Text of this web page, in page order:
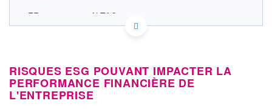
ACTIONNAIRES
FR0004153930 ALTAO
EURONEXT PARIS DONNÉES TEMPS RÉEL
RISQUES ESG POUVANT IMPACTER LA
PERFORMANCE FINANCIÈRE DE
L'ENTREPRISE